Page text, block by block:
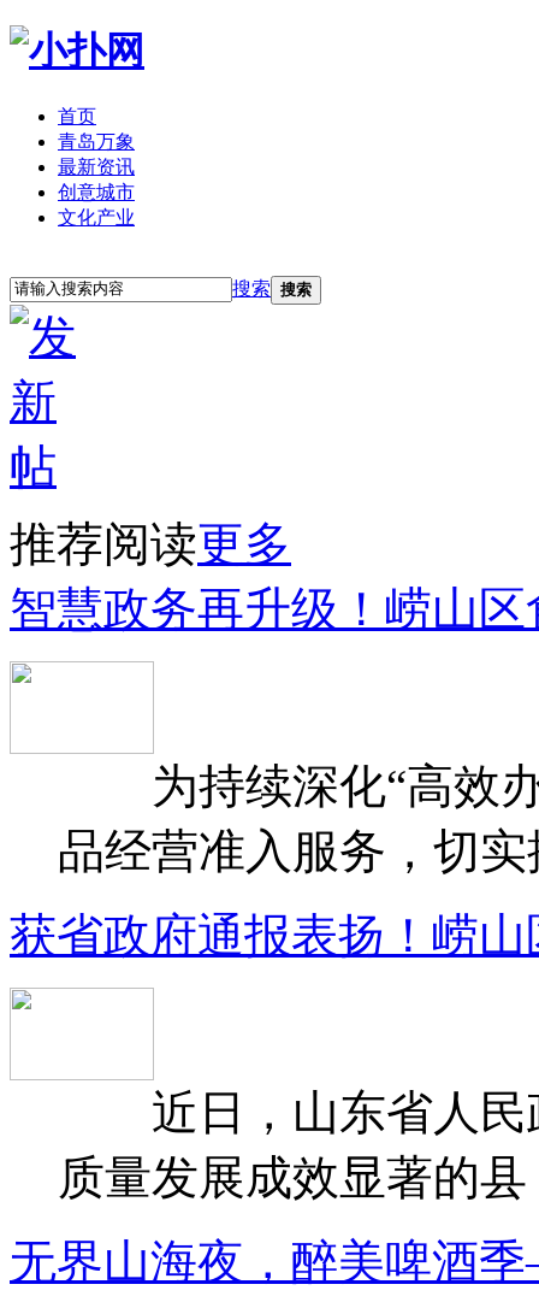
首页
青岛万象
最新资讯
创意城市
文化产业
搜索 搜索
推荐阅读更多
智慧政务再升级！崂山
为持续深化“高效办
品经营准入服务，切
获省政府通报表扬！崂
近日，山东省人民
质量发展成效显著的
无界山海夜，醉美啤酒